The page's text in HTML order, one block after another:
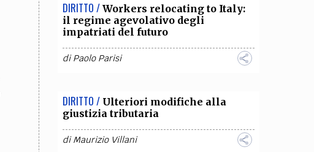
DIRITTO / Workers relocating to Italy:
il regime agevolativo degli
impatriati del futuro
diPaolo Parisi
DIRITTO / Ulteriori modifiche alla
giustizia tributaria
diMaurizio Villani